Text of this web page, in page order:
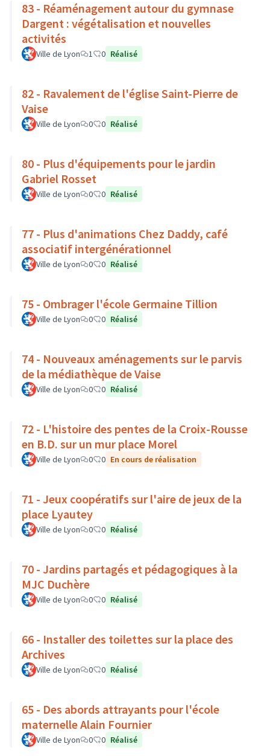
83 - Réaménagement autour du gymnase
Dargent : végétalisation et nouvelles
activités
Ville de Lyon 1 0 Réalisé
82 - Ravalement de l'église Saint-Pierre de
Vaise
Ville de Lyon 0 0 Réalisé
80 - Plus d'équipements pour le jardin
Gabriel Rosset
Ville de Lyon 0 0 Réalisé
77 - Plus d'animations Chez Daddy, café
associatif intergénérationnel
Ville de Lyon 0 0 Réalisé
75 - Ombrager l'école Germaine Tillion
Ville de Lyon 0 0 Réalisé
74 - Nouveaux aménagements sur le parvis
de la médiathèque de Vaise
Ville de Lyon 0 0 Réalisé
72 - L'histoire des pentes de la Croix-Rousse
en B.D. sur un mur place Morel
Ville de Lyon 0 0 En cours de réalisation
71 - Jeux coopératifs sur l'aire de jeux de la
place Lyautey
Ville de Lyon 0 0 Réalisé
70 - Jardins partagés et pédagogiques à la
MJC Duchère
Ville de Lyon 0 0 Réalisé
66 - Installer des toilettes sur la place des
Archives
Ville de Lyon 0 0 Réalisé
65 - Des abords attrayants pour l'école
maternelle Alain Fournier
Ville de Lyon 0 0 Réalisé